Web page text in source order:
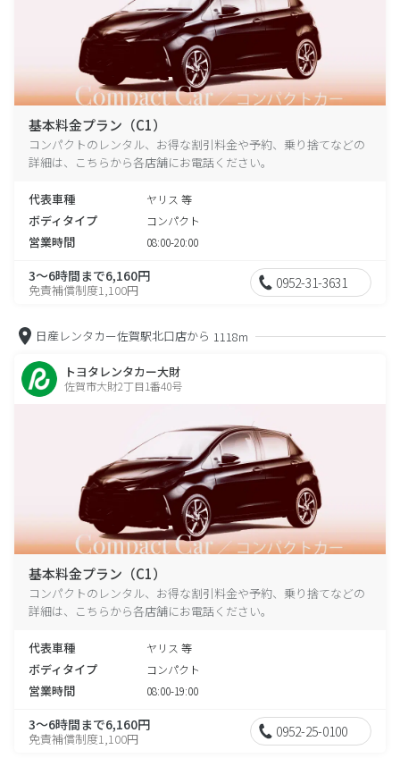
基本料金プラン（C1）
コンパクトのレンタル、お得な割引料金や予約、乗り捨てなどの
詳細は、こちらから各店舗にお電話ください。
代表車種 ヤリス 等
ボディタイプ コンパクト
営業時間 08:00-20:00
3～6時間まで6,160円
免責補償制度1,100円 0952-31-3631
日産レンタカー佐賀駅北口店から 1118m
トヨタレンタカー大財
佐賀市大財2丁目1番40号
基本料金プラン（C1）
コンパクトのレンタル、お得な割引料金や予約、乗り捨てなどの
詳細は、こちらから各店舗にお電話ください。
代表車種 ヤリス 等
ボディタイプ コンパクト
営業時間 08:00-19:00
3～6時間まで6,160円
免責補償制度1,100円 0952-25-0100